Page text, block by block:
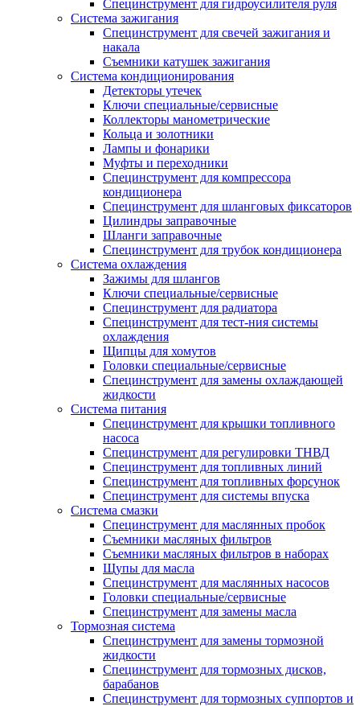
Специнструмент для гидроусилителя руля
Система зажигания
Специнструмент для свечей зажигания и
накала
Съемники катушек зажигания
Система кондиционирования
Детекторы утечек
Ключи специальные/сервисные
Коллекторы манометрические
Кольца и золотники
Лампы и фонарики
Муфты и переходники
Специнструмент для компрессора
кондиционера
Специнструмент для шланговых фиксаторов
Цилиндры заправочные
Шланги заправочные
Специнструмент для трубок кондиционера
Система охлаждения
Зажимы для шлангов
Ключи специальные/сервисные
Специнструмент для радиатора
Специнструмент для тест-ния системы
охлаждения
Щипцы для хомутов
Головки специальные/сервисные
Специнструмент для замены охлаждающей
жидкости
Система питания
Специнструмент для крышки топливного
насоса
Специнструмент для регулировки ТНВД
Специнструмент для топливных линий
Специнструмент для топливных форсунок
Специнструмент для системы впуска
Система смазки
Специнструмент для маслянных пробок
Съемники масляных фильтров
Съемники масляных фильтров в наборах
Щупы для масла
Специнструмент для маслянных насосов
Головки специальные/сервисные
Специнструмент для замены масла
Тормозная система
Специнструмент для замены тормозной
жидкости
Специнструмент для тормозных дисков,
барабанов
Специнструмент для тормозных суппортов и